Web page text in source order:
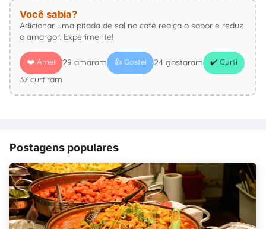
Você sabia?
Adicionar uma pitada de sal no café realça o sabor e reduz
o amargor. Experimente!
❤️ Amei 29 amaram 👍 Gostei 24 gostaram ✔️ Curti
37 curtiram
Postagens populares